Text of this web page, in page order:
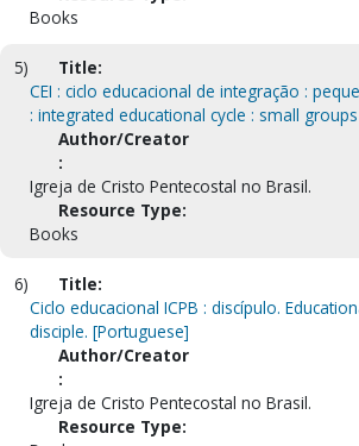
Books
5)
Title:
CEI : ciclo educacional de integração :
: integrated educational cycle : small
Author/Creator
:
Igreja de Cristo Pentecostal no Brasil.
Resource Type:
Books
6)
Title:
Ciclo educacional ICPB : discípulo.
disciple. [Portuguese]
Author/Creator
:
Igreja de Cristo Pentecostal no Brasil.
Resource Type: